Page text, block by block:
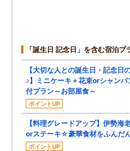
「誕生日 記念日」を含む宿泊プ
【大切な人との誕生日・記念日
♪】ミニケーキ＋花束orシャン
付プラン～お部屋食～
ポイントUP
【料理グレードアップ】伊勢海
orステーキ☆豪華食材をふんだ
ポイントUP